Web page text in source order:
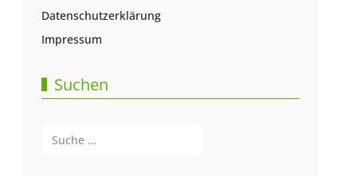
Datenschutzerklärung
Impressum
Suchen